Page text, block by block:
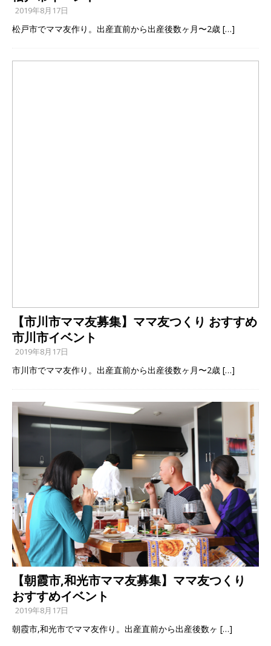
2019年8月17日
松戸市でママ友作り。出産直前から出産後数ヶ月〜2歳 […]
【市川市ママ友募集】ママ友つくり おすすめ
市川市イベント
2019年8月17日
市川市でママ友作り。出産直前から出産後数ヶ月〜2歳 […]
【朝霞市,和光市ママ友募集】ママ友つくり
おすすめイベント
2019年8月17日
朝霞市,和光市でママ友作り。出産直前から出産後数ヶ […]